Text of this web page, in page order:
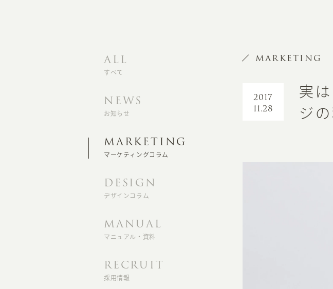
ALL
すべて
NEWS
お知らせ
MARKETING
マーケティングコラム
DESIGN
デザインコラム
MANUAL
マニュアル・資料
RECRUIT
採用情報
MARKETING
実
ジ
2017
11.28